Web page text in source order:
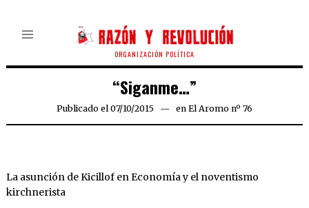
ORGANIZACIÓN POLÍTICA
“Siganme…”
Publicado el 07/10/2015 en El Aromo nº 76
La asunción de Kicillof en Economía y el noventismo
kirchnerista